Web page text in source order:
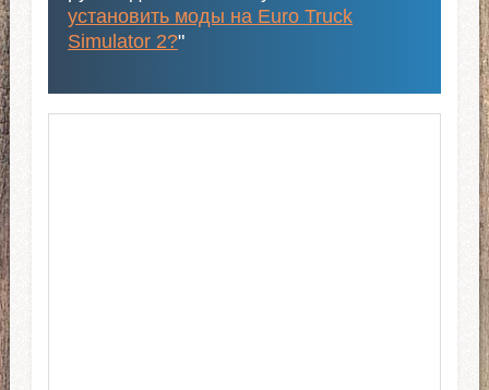
установить моды на Euro Truck
Simulator 2?"